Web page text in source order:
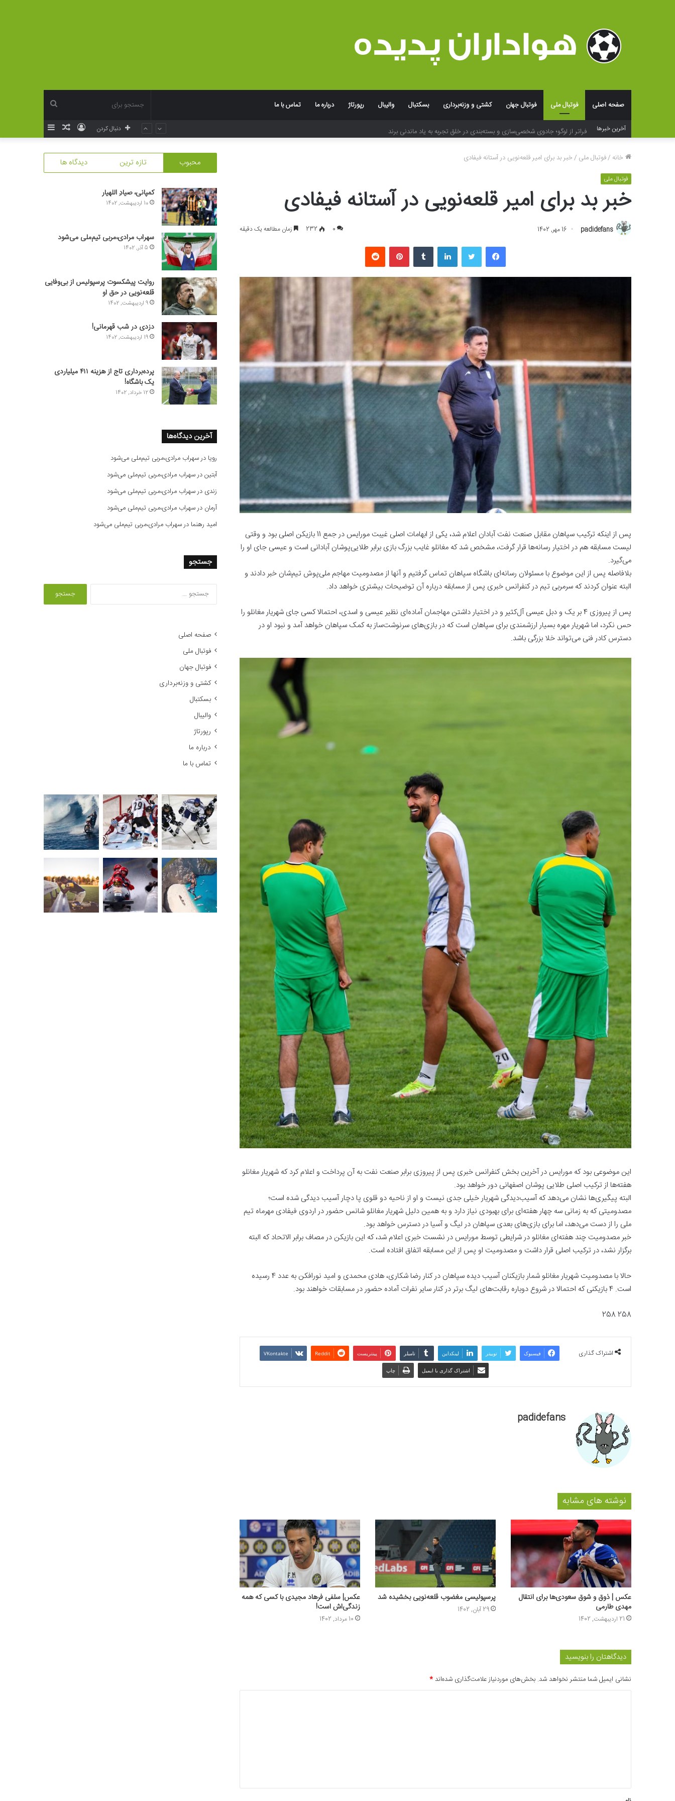
صفحه اصلی فوتبال ملی فوتبال جهان کشتی و وزنه‌برداری بسکتبال والیبال رپورتاژ درباره ما تماس با ما
برای آخرین خبرها فراتر از لوگو؛ جادوی شخصی‌سازی و بسته‌بندی در خلق تجربه به یاد ماندنی برند
نوشته
ورود دنبال کردن
خانه /فوتبال ملی /خبر بد برای امیر قلعه‌نویی در آستانه فیفادی
فوتبال ملی
خبر بد برای امیر قلعه‌نویی در آستانه فیفادی
padidefans 16 مهر, 1402 0
232 زمان مطالعه یک دقیقه
فیسبوک لینکداین پینتریست
پس از اینکه ترکیب سپاهان مقابل صنعت نفت آبادان اعلام شد، یکی از ابهامات اصلی غیبت مورایس در جمع 11 بازیکن اصلی بود و وقتی
لیست مسابقه هم در اختیار رسانه‌ها قرار گرفت، مشخص شد که مغانلو غایب بزرگ بازی برابر طلایی‌پوشان آبادانی است و عیسی جای او را
می‌گیرد.
بلافاصله پس از این موضوع با مسئولان رسانه‌ای باشگاه سپاهان تماس گرفتیم و آنها از مصدومیت مهاجم ملی‌پوش تیم‌شان خبر دادند و
البته عنوان کردند که سرمربی تیم در کنفرانس خبری پس از مسابقه درباره آن توضیحات بیشتری خواهد داد.
پس از پیروزی 4 بر یک و دبل عیسی آل‌کثیر و در اختیار داشتن مهاجمان آماده‌ای نظیر عیسی و اسدی، احتمالا کسی جای شهریار مغانلو را
حس نکرد، اما شهریار مهره بسیار ارزشمندی برای سپاهان است که در بازی‌های سرنوشت‌ساز به کمک سپاهان خواهد آمد و نبود او در
دسترس کادر فنی می‌تواند خلا بزرگی باشد.
این موضوعی بود که مورایس در آخرین بخش کنفرانس خبری پس از پیروزی برابر صنعت نفت به آن پرداخت و اعلام کرد که شهریار مغانلو
هفته‌ها از ترکیب اصلی طلایی پوشان اصفهانی دور خواهد بود.
البته پیگیری‌ها نشان می‌دهد که آسیب‌دیدگی شهریار خیلی جدی نیست و او از ناحیه دو قلوی پا دچار آسیب دیدگی شده است؛
مصدومیتی که به زمانی سه چهار هفته‌ای برای بهبودی نیاز دارد و به همین دلیل شهریار مغانلو شانس حضور در اردوی فیفادی مهرماه تیم
ملی را از دست می‌دهد، اما برای بازی‌های بعدی سپاهان در لیگ و آسیا در دسترس خواهد بود.
خبر مصدومیت چند هفته‌ای مغانلو در شرایطی توسط مورایس در نشست خبری اعلام شد، که این بازیکن در مصاف برابر الاتحاد که البته
برگزار نشد، در ترکیب اصلی قرار داشت و مصدومیت او پس از این مسابقه اتفاق افتاده است.
حالا با مصدومیت شهریار مغانلو شمار بازیکنان آسیب دیده سپاهان در کنار رضا شکاری، هادی محمدی و امید نورافکن به عدد 4 رسیده
است. 4 بازیکنی که احتمالا در شروع دوباره رقابت‌های لیگ برتر در کنار سایر نفرات آماده حضور در مسابقات خواهند بود.
258 258
اشتراک گذاری فیسبوک توییتر لینکداین تامبلر پینتریست Reddit
VKontakte
اشتراک گذاری با ایمیل چاپ
padidefans
نوشته های مشابه
عکس | ذوق و شوق سعودی‌ها برای انتقال
مهدی طارمی
21 اردیبهشت, 1402
پرسپولیسی مغضوب قلعه‌نویی بخشیده شد
29 آبان, 1402
عکس‌| سلفی فرهاد مجیدی با کسی که همه
زندگی‌اش است!
10 مرداد, 1402
دیدگاهتان را بنویسید
نشانی ایمیل شما منتشر نخواهد شد. بخش‌های موردنیاز علامت‌گذاری شده‌اند*
*
محبوب تازه ترین دیدگاه ها
کمپانی، صیادِ اللهیار
10 اردیبهشت, 1402
سهراب مرادی،مربی تیم‌ملی می‌شود
5 آذر, 1402
روایت پیشکسوت پرسپولیس از بی‌وفایی
قلعه‌نویی در حق او
9 اردیبهشت, 1402
دزدی در شب قهرمانی!
19 اردیبهشت, 1402
پرده‌برداری تاج از هزینه ۴۱۱ میلیاردی
یک باشگاه!
12 خرداد, 1402
آخرین دیدگاه‌ها
رویا درسهراب مرادی،مربی تیم‌ملی می‌شود
آبتیندرسهراب مرادی،مربی تیم‌ملی می‌شود
زندی درسهراب مرادی،مربی تیم‌ملی می‌شود
آرمان درسهراب مرادی،مربی تیم‌ملی می‌شود
امید رهنما درسهراب مرادی،مربی تیم‌ملی می‌شود
جستجو
صفحه اصلی
فوتبال ملی
فوتبال جهان
کشتی و وزنه‌برداری
بسکتبال
والیبال
رپورتاژ
درباره ما
تماس با ما